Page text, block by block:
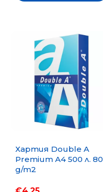
Хартия Double A
Premium A4 500 л. 80
g/m2